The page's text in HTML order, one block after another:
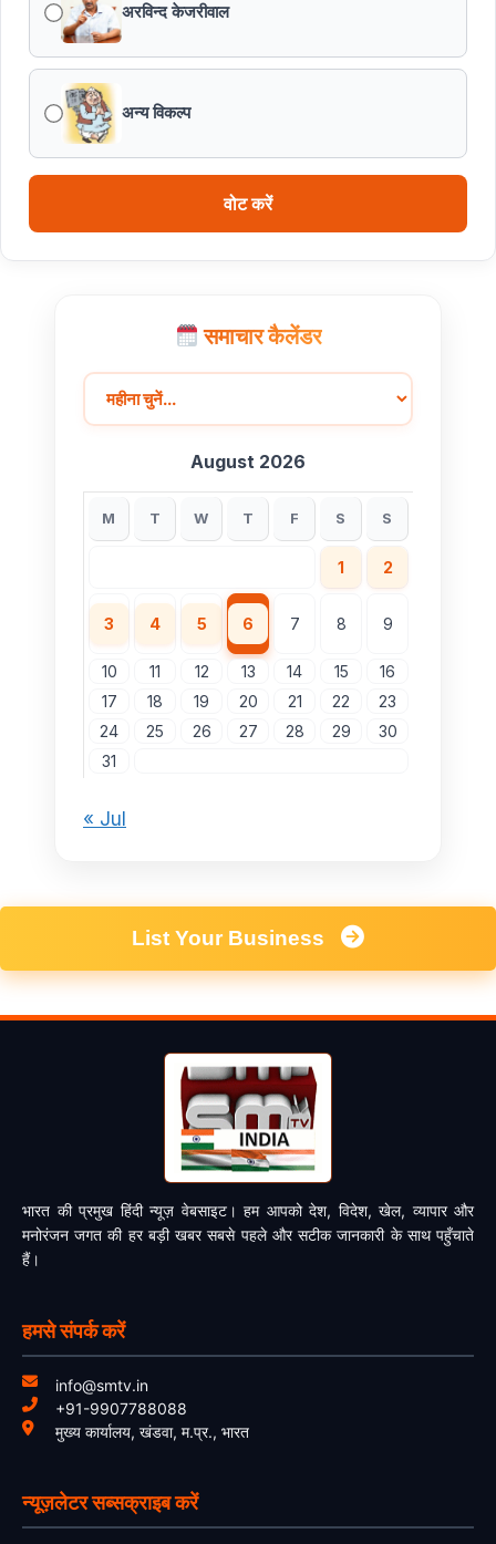
अरविन्द केजरीवाल
अन्य विकल्प
वोट करें
समाचार कैलेंडर
August 2026
M T W T F S S
1 2
3 4 5 6 7 8 9
10 11 12 13 14 15
16
17
18 19 20 21 22
23
24
25 26 27 28 29
30
31
« Jul
List Your Business
भारत की प्रमुख हिंदी न्यूज़ वेबसाइट। हम आपको देश, विदेश, खेल, व्यापार और
मनोरंजन जगत की हर बड़ी खबर सबसे पहले और सटीक जानकारी के साथ पहुँचाते
हैं।
हमसे संपर्क करें
info@smtv.in
+91-9907788088
मुख्य कार्यालय, खंडवा, म.प्र., भारत
न्यूज़लेटर सब्सक्राइब करें